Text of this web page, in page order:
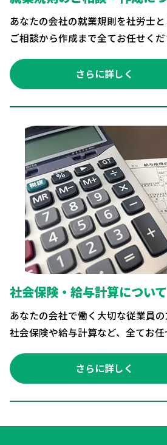
あなたの会社の就業規則を社労士と
ご相談から作成まで全てお任せくだ
さらに詳しく
社会保険・給与計算について
あなたの会社で働く大切な従業員
社会保険や給与計算など、全てお任
さらに詳しく